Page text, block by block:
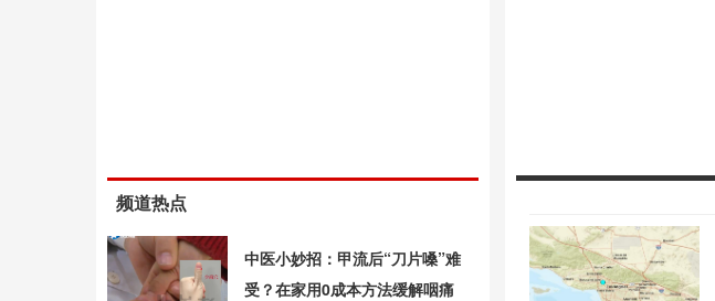
频道热点
中医小妙招：甲流后“刀片嗓”难
受？在家用0成本方法缓解咽痛